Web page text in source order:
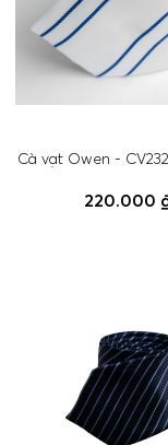
Cà vạt Owen -
220.000